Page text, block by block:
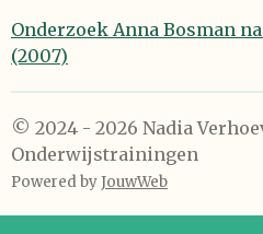
Onderzoek Anna Bosman
(2007)
© 2024 - 2026 Nadia
Onderwijstrainingen
Powered byJouwWeb